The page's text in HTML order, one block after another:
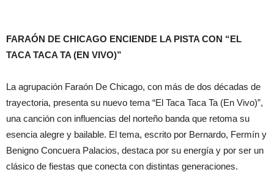
FARAÓN DE CHICAGO ENCIENDE LA PISTA CON “EL
TACA TACA TA (EN VIVO)”
La agrupación Faraón De Chicago, con más de dos décadas de
trayectoria, presenta su nuevo tema “El Taca Taca Ta (En Vivo)”,
una canción con influencias del norteño banda que retoma su
esencia alegre y bailable. El tema, escrito por Bernardo, Fermín y
Benigno Concuera Palacios, destaca por su energía y por ser un
clásico de fiestas que conecta con distintas generaciones.